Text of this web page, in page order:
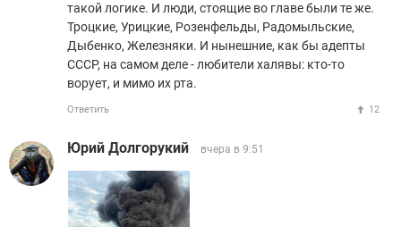
такой логике. И люди, стоящие во главе были те же.
Троцкие, Урицкие, Розенфельды, Радомыльские,
Дыбенко, Железняки. И нынешние, как бы адепты
СССР, на самом деле - любители халявы: кто-то
ворует, и мимо их рта.
Ответить 12
Юрий Долгорукий вчера в 9:51